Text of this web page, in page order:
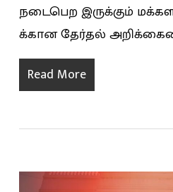
நடைபெற இருக்கும்
க்கான தேர்தல்
Read More